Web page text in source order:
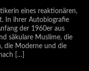
eines reaktionären,
In ihrer Autobiografie
der 1960er aus
säkulare Muslime, die
die Moderne und die
[…]